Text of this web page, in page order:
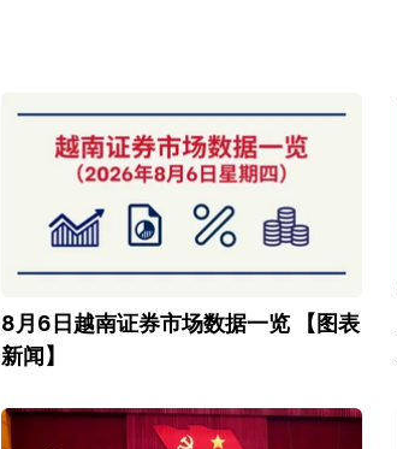
8月6日越南证券市场数据一览 【图表
新闻】